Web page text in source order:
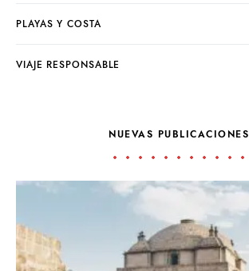
PLAYAS Y COSTA
VIAJE RESPONSABLE
NUEVAS PUBLICACIONES